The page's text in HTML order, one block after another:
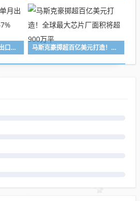
中国汽车出海狂飙！单月出口109万辆：同比暴涨57% 马斯克豪掷超百亿美元打造！全球最大芯片厂面积将超900万平